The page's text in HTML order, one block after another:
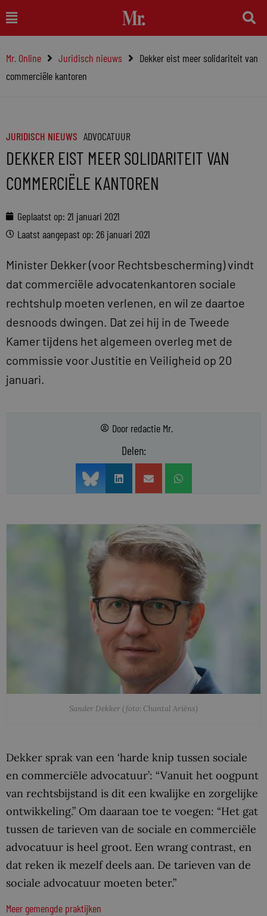
naar
inhoud
Main
Menu
Mr. Online Juridisch nieuws
Dekker eist meer solidariteit van
commerciële kantoren
JURIDISCH NIEUWS ADVOCATUUR
DEKKER EIST MEER SOLIDARITEIT VAN
COMMERCIËLE KANTOREN
Geplaatst op: 21 januari 2021
Laatst aangepast op: 26 januari 2021
Minister Dekker (voor Rechtsbescherming) vindt
dat commerciële advocatenkantoren sociale
rechtshulp moeten verlenen, en wil ze daartoe
desnoods dwingen. Dat zei hij in de Tweede
Kamer tijdens het algemeen overleg met de
commissie voor Justitie en Veiligheid op 20
januari.
Door redactie Mr.
Delen:
Sander Dekker (foto: Chantal Ariëns)
Dekker sprak van een ‘harde knip tussen sociale
en commerciële advocatuur’: “Vanuit het oogpunt
van rechtsbijstand is dit een kwalijke en zorgelijke
ontwikkeling.” Om daaraan toe te voegen: “Het gat
tussen de tarieven van de sociale en commerciële
advocatuur is heel groot. Een wrang contrast, en
dat reken ik mezelf deels aan. De tarieven van de
sociale advocatuur moeten beter.”
Meer gemengde praktijken